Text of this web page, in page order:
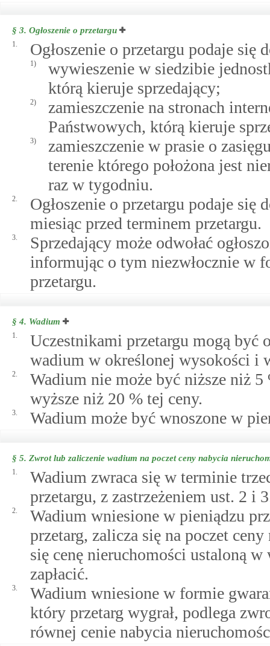
§ 3. Ogłoszenie o przetargu
1. Ogłoszenie o przetargu podaje
1)
wywieszenie w siedzibie
którą kieruje sprzedający;
2)
zamieszczenie na stronach
Państwowych, którą kieruje
3)
zamieszczenie w prasie o
terenie którego położona jest
raz w tygodniu.
2.
Ogłoszenie o przetargu podaje
miesiąc przed terminem przetargu.
3.
Sprzedający może odwołać
informując o tym niezwłocznie w
przetargu.
§ 4. Wadium
1.
Uczestnikami przetargu mogą być
wadium w określonej wysokości i
2.
Wadium nie może być niższe niż
wyższe niż 20 % tej ceny.
3. Wadium może być wnoszone w
§ 5. Zwrot lub zaliczenie wadium na poczet ceny nabycia
1.
Wadium zwraca się w terminie
przetargu, z zastrzeżeniem ust. 2 i
2.
Wadium wniesione w pieniądzu
przetarg, zalicza się na poczet
się cenę nieruchomości ustaloną
zapłacić.
3.
Wadium wniesione w formie
który przetarg wygrał, podlega
równej cenie nabycia